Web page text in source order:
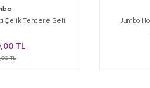
Çelik Tencere Seti
TL
TL
Jumbo